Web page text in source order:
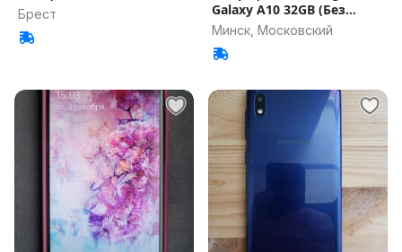
Брест
Galaxy A10 32GB (Без
трещин)
Минск, Московский